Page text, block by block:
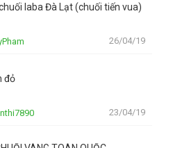
laba Đà Lạt (chuối tiến vua)
26/04/19
đỏ
23/04/19